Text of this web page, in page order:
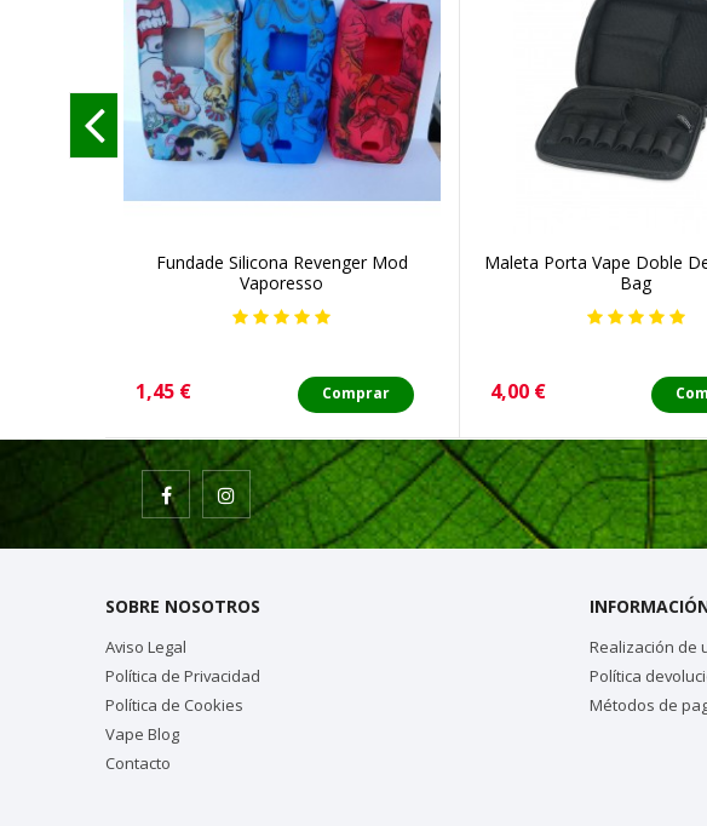
Fundade Silicona Revenger Mod
Vaporesso
Precio
1,45 € Comprar
Maleta Porta Vape Doble
Bag
Precio
4,00 €
SOBRE NOSOTROS
Aviso Legal
Política de Privacidad
Política de Cookies
Vape Blog
Contacto
Realización de
Política
Métodos de